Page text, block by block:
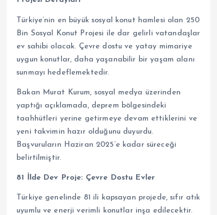
Türkiye’nin en büyük sosyal konut hamlesi olan 250
Bin Sosyal Konut Projesi ile dar gelirli vatandaşlar
ev sahibi olacak. Çevre dostu ve yatay mimariye
uygun konutlar, daha yaşanabilir bir yaşam alanı
sunmayı hedeflemektedir.
Bakan Murat Kurum, sosyal medya üzerinden
yaptığı açıklamada, deprem bölgesindeki
taahhütleri yerine getirmeye devam ettiklerini ve
yeni takvimin hazır olduğunu duyurdu.
Başvuruların Haziran 2025’e kadar süreceği
belirtilmiştir.
81 İlde Dev Proje: Çevre Dostu Evler
Türkiye genelinde 81 ili kapsayan projede, sıfır atık
uyumlu ve enerji verimli konutlar inşa edilecektir.